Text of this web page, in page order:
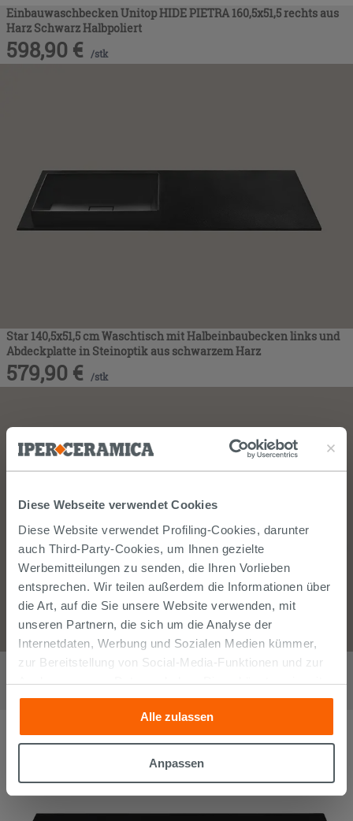
Diese Webseite verwendet Cookies
Diese Website verwendet Profiling-Cookies, darunter
auch Third-Party-Cookies, um Ihnen gezielte
Werbemitteilungen zu senden, die Ihren Vorlieben
entsprechen. Wir teilen außerdem die Informationen über
die Art, auf die Sie unsere Website verwenden, mit
unseren Partnern, die sich um die Analyse der
Internetdaten, Werbung und Sozialen Medien kümmer,
zur Bereitstellung von Social-Media-Funktionen und zur
Analyse unseres Datenverkehrs. Diese könnten sie mit
anderen Informationen, die Sie ihnen geliefert haben oder
die sie aufgrund Ihrer Verwendung ihrer Dienste
gesammelt haben, kombinieren. Falls Sie mehr wissen
möchten oder Ihre Zustimmung zu allen oder einigen
Zustimmung kann durch Klicken auf die Schaltfläche
„Cookies akzeptieren“ gegeben werden. Wenn Sie auf
Alle zulassen
Anpassen
Einbauwaschbecken Unitop HIDE PIETRA 160,5x51,5 rechts aus
Harz Schwarz Halbpoliert
598,90 € /stk
Star 140,5x51,5 cm Waschtisch mit Halbeinbaubecken links und
Abdeckplatte in Steinoptik aus schwarzem Harz
579,90 € /stk
Star 140,5x51,5 cm Waschtisch mit Halbeinbaudoppelbecken und
629,90€ /stk